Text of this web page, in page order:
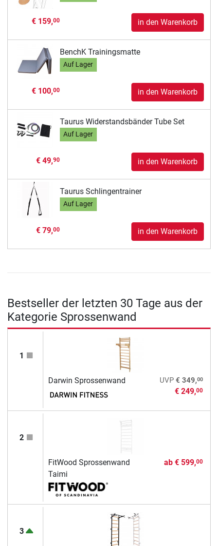
€ 159,00 in den Warenkorb
BenchK Trainingsmatte
Auf Lager
€ 100,00 in den Warenkorb
Taurus Widerstandsbänder Tube Set
Auf Lager
€ 49,90 in den Warenkorb
Taurus Schlingentrainer
Auf Lager
€ 79,00 in den Warenkorb
Bestseller der letzten 30 Tage aus der
Kategorie Sprossenwand
1
Darwin Sprossenwand UVP € 349,00
€ 249,00
2
FitWood Sprossenwand
Taimi
ab € 599,00
3